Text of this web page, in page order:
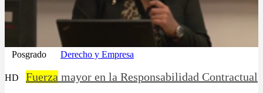
Posgrado Derecho y Empresa
HD Fuerza mayor en la Responsabilidad Contractual